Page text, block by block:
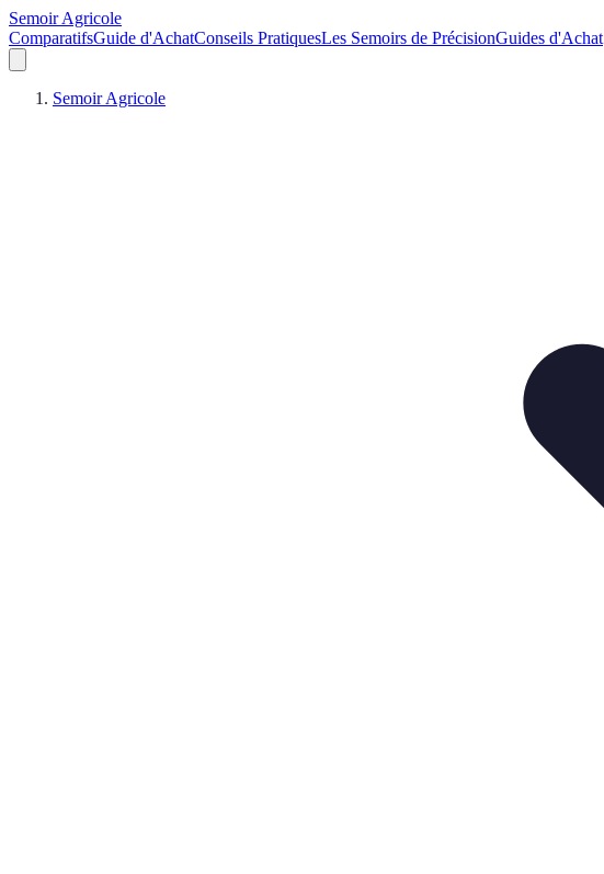
Semoir Agricole
ComparatifsGuide d'AchatConseils PratiquesLes Semoirs de PrécisionGuides d'Achat
Semoir Agricole